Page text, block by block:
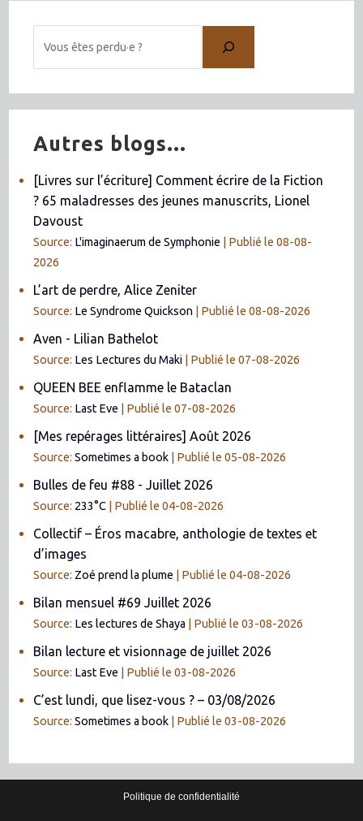
Autres blogs...
[Livres sur l’écriture] Comment écrire de la Fiction
? 65 maladresses des jeunes manuscrits, Lionel
Davoust
Source: L'imaginaerum de Symphonie
Publié le 08-08-
2026
L’art de perdre, Alice Zeniter
Source: Le Syndrome Quickson Publié le 08-08-2026
Aven - Lilian Bathelot
Source: Les Lectures du Maki Publié le 07-08-2026
QUEEN BEE enflamme le Bataclan
Source: Last Eve Publié le 07-08-2026
[Mes repérages littéraires] Août 2026
Source:Sometimes a book Publié le 05-08-2026
Bulles de feu #88 - Juillet 2026
Source: 233°C Publié le 04-08-2026
Collectif – Éros macabre, anthologie de textes et
d’images
Source: Zoé prend la plume Publié le 04-08-2026
Bilan mensuel #69 Juillet 2026
Source: Les lectures de Shaya Publié le 03-08-2026
Bilan lecture et visionnage de juillet 2026
Source: Last Eve Publié le 03-08-2026
C’est lundi, que lisez-vous ? – 03/08/2026
Source:Sometimes a book Publié le 03-08-2026
Politique de confidentialité